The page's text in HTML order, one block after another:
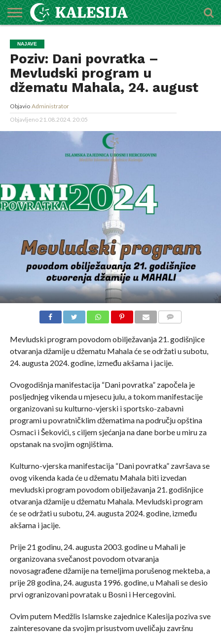
O
MEDŽLISU
DŽEMATI
IMAMI
MEKTEBSKI
CENTAR
VIJESTI
HUTBE
NAJAVE
KALENDAR
KONTAKT
NAJAVE
Poziv: Dani povratka –
Mevludski program u
džematu Mahala, 24. august
Objavio Administrator
Objavljeno21.08.2024. 20:05
Mevludski program povodom obilježavanja 21. godišnjice
otvaranja džamije u džematu Mahala će se održati u subotu,
24. augusta 2024. godine, između akšama i jacije.
Ovogodišnja manifestacija “Dani povratka” započela je
posljednjeg vikenda u mjesecu julu, a tokom manifestacije
organizovani su kulturno-vjerski i sportsko-zabavni
programi u povratničklim džematima na području opština
Osmaci i Šekovići, s ciljem sjećanja na dane borbe u miru za
opstanak na svojim ognjištima.
Kulturno-vjerska manifestacija “Dani povratka” završava se
ovog vikenda kada će u džematu Mahala biti izvedan
mevludski program povodom obilježavanja 21. godišnjice
otvaranja džamije u džematu Mahala. Mevludski program
će se održati u subotu, 24. augusta 2024. godine, između
akšama i jacije.
Prije 21 godinu, 24. augusta 2003. godine u Mahali je
organizovana svečanost povodom otvaranja
novosagrađene džamije na temeljima porušenog mekteba, a
prije 28 godina, 24. augusta 1996. godine, u Mahali se desio
prvi ogranizovani povratak u Bosni i Hercegovini.
Ovim putem Medžlis Islamske zajednice Kalesija poziva sve
zainteresovane da svojim prisustvom uveličaju završnu